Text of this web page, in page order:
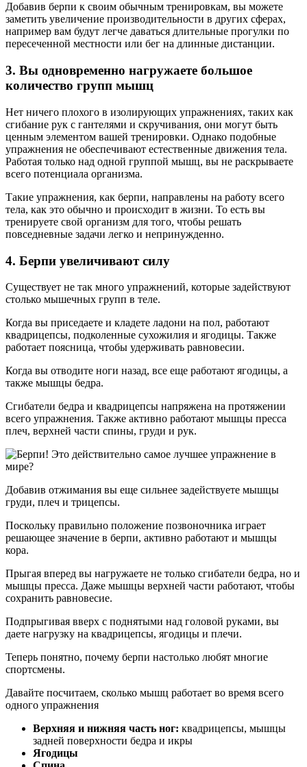
Добавив берпи к своим обычным тренировкам, вы можете
заметить увеличение производительности в других сферах,
например вам будут легче даваться длительные прогулки по
пересеченной местности или бег на длинные дистанции.
3. Вы одновременно нагружаете большое
количество групп мышц
Нет ничего плохого в изолирующих упражнениях, таких как
сгибание рук с гантелями и скручивания, они могут быть
ценным элементом вашей тренировки. Однако подобные
упражнения не обеспечивают естественные движения тела.
Работая только над одной группой мышц, вы не раскрываете
всего потенциала организма.
Такие упражнения, как берпи, направлены на работу всего
тела, как это обычно и происходит в жизни. То есть вы
тренируете свой организм для того, чтобы решать
повседневные задачи легко и непринужденно.
4. Берпи увеличивают силу
Существует не так много упражнений, которые задействуют
столько мышечных групп в теле.
Когда вы приседаете и кладете ладони на пол, работают
квадрицепсы, подколенные сухожилия и ягодицы. Также
работает поясница, чтобы удерживать равновесии.
Когда вы отводите ноги назад, все еще работают ягодицы, а
также мышцы бедра.
Сгибатели бедра и квадрицепсы напряжена на протяжении
всего упражнения. Также активно работают мышцы пресса
плеч, верхней части спины, груди и рук.
Добавив отжимания вы еще сильнее задействуете мышцы
груди, плеч и трицепсы.
Поскольку правильно положение позвоночника играет
решающее значение в берпи, активно работают и мышцы
кора.
Прыгая вперед вы нагружаете не только сгибатели бедра, но и
мышцы пресса. Даже мышцы верхней части работают, чтобы
сохранить равновесие.
Подпрыгивая вверх с поднятыми над головой руками, вы
даете нагрузку на квадрицепсы, ягодицы и плечи.
Теперь понятно, почему берпи настолько любят многие
спортсмены.
Давайте посчитаем, сколько мышц работает во время всего
одного упражнения
Верхняя и нижняя часть ног: квадрицепсы, мышцы
задней поверхности бедра и икры
Ягодицы